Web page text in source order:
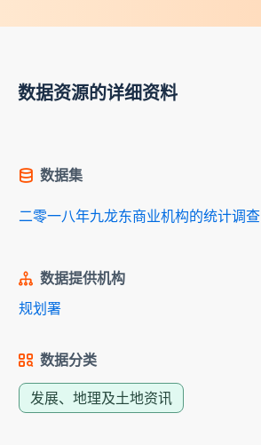
数据资源的详细资料
数据集
二零一八年九龙东商业机构的统计调查
数据提供机构
规划署
数据分类
发展、地理及土地资讯